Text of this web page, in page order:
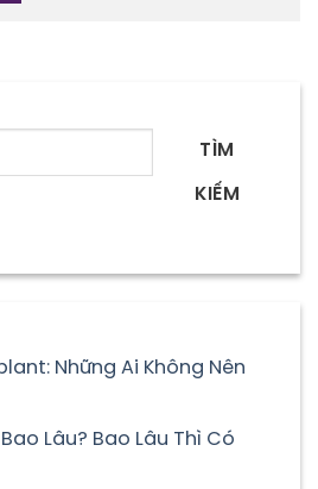
TÌM
KIẾM
Những Ai Không Nên
Lâu? Bao Lâu Thì Có